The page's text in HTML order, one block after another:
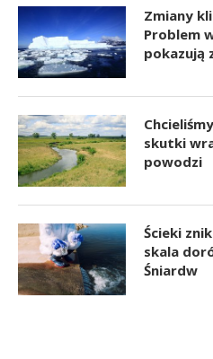
Zmiany
Problem
pokazują
skutki
powodzi
Ścieki
skala
Śniardw